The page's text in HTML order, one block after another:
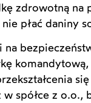
zdrowotną na
płać daniny
na
spółce z o.o.,